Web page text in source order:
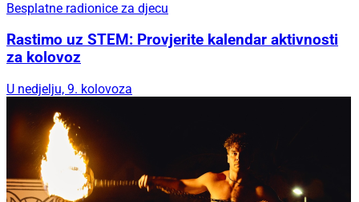
Besplatne radionice za djecu
Rastimo uz STEM: Provjerite kalendar aktivnosti
za kolovoz
U nedjelju, 9. kolovoza